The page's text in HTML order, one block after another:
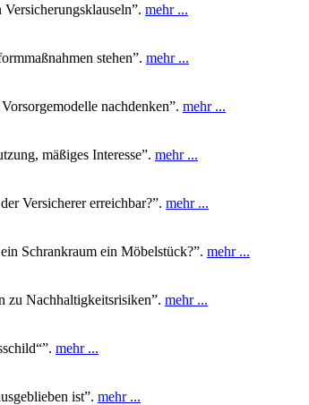
mehr ...
stehen”. mehr ...
nachdenken”. mehr ...
mäßiges Interesse”. mehr ...
Versicherer erreichbar?”. mehr ...
Schrankraum ein Möbelstück?”. mehr ...
zu Nachhaltigkeitsrisiken”. mehr ...
mehr ...
ist”. mehr ...